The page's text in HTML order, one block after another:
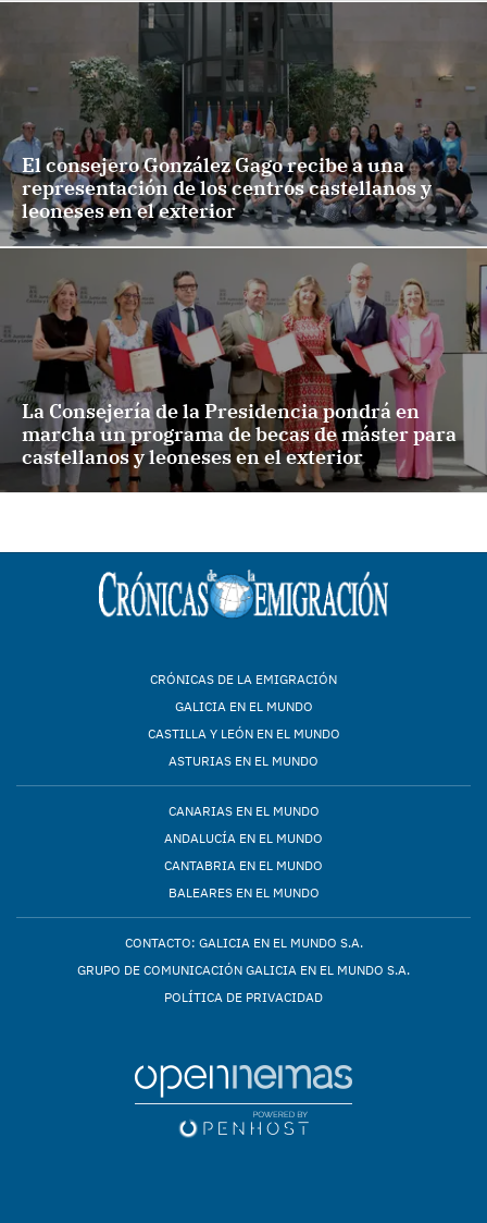
El consejero González Gago recibe a una
representación de los centros castellanos y
leoneses en el exterior
La Consejería de la Presidencia pondrá en
marcha un programa de becas de máster para
castellanos y leoneses en el exterior
CRÓNICAS DE LA EMIGRACIÓN
GALICIA EN EL MUNDO
CASTILLA Y LEÓN EN EL MUNDO
ASTURIAS EN EL MUNDO
CANARIAS EN EL MUNDO
ANDALUCÍA EN EL MUNDO
CANTABRIA EN EL MUNDO
BALEARES EN EL MUNDO
CONTACTO: GALICIA EN EL MUNDO S.A.
GRUPO DE COMUNICACIÓN GALICIA EN EL MUNDO S.A.
POLÍTICA DE PRIVACIDAD